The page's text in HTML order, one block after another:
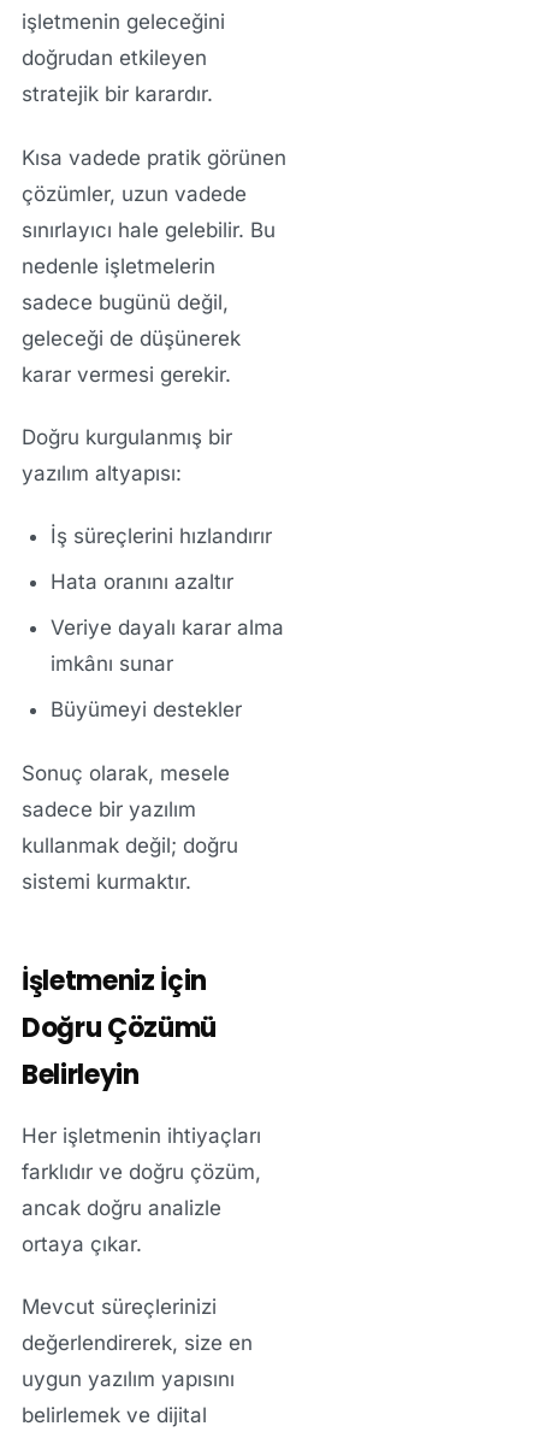
işletmenin geleceğini
doğrudan etkileyen
stratejik bir karardır.
Kısa vadede pratik görünen
çözümler, uzun vadede
sınırlayıcı hale gelebilir. Bu
nedenle işletmelerin
sadece bugünü değil,
geleceği de düşünerek
karar vermesi gerekir.
Doğru kurgulanmış bir
yazılım altyapısı:
İş süreçlerini hızlandırır
Hata oranını azaltır
Veriye dayalı karar alma
imkânı sunar
Büyümeyi destekler
Sonuç olarak, mesele
sadece bir yazılım
kullanmak değil; doğru
sistemi kurmaktır.
İşletmeniz İçin
Doğru Çözümü
Belirleyin
Her işletmenin ihtiyaçları
farklıdır ve doğru çözüm,
ancak doğru analizle
ortaya çıkar.
Mevcut süreçlerinizi
değerlendirerek, size en
uygun yazılım yapısını
belirlemek ve dijital